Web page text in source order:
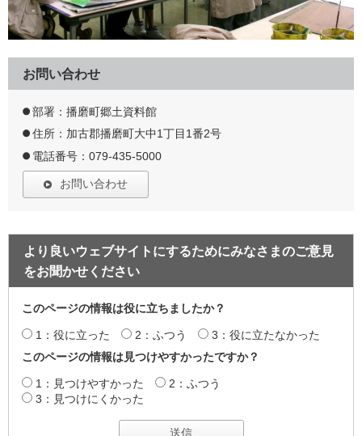
お問い合わせ
部署：播磨町郷土資料館
住所：加古郡播磨町大中1丁目1番2号
電話番号：079-435-5000
お問い合わせ
より良いウェブサイトにするためにみなさまのご意見
をお聞かせください
このページの情報は役に立ちましたか？
1：役に立った 2：ふつう
3：役に立たなかった
このページの情報は見つけやすかったですか？
1：見つけやすかった
2：ふつう
3：見つけにくかった